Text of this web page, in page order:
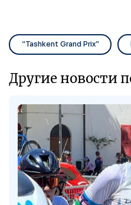
“Tashkent Grand Prix”
Другие новости